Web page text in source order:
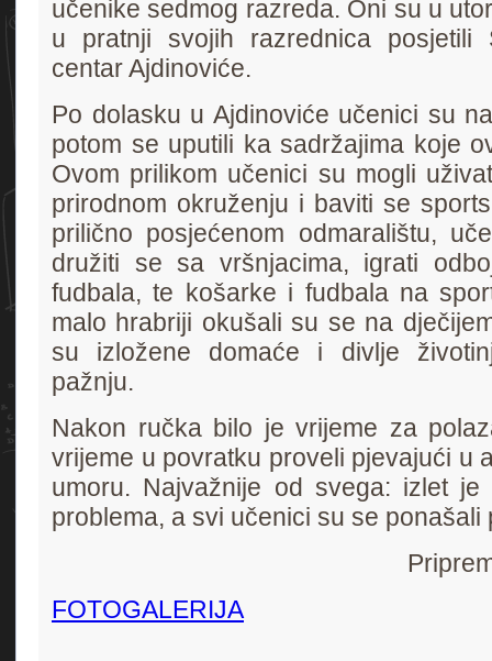
učenike sedmog razreda. Oni su u
u pratnji svojih razrednica posjetili
centar Ajdinoviće.
Po dolasku u Ajdinoviće učenici su
potom se uputili ka sadržajima koje
Ovom prilikom učenici su mogli
prirodnom okruženju i baviti se
prilično posjećenom odmaralištu,
družiti se sa vršnjacima, igrati
fudbala, te košarke i fudbala na
malo hrabriji okušali su se na
su izložene domaće i divlje
pažnju.
Nakon ručka bilo je vrijeme za
vrijeme u povratku proveli pjevajući u
umoru. Najvažnije od svega: izlet
problema, a svi učenici su se ponašali
FOTOGALERIJA